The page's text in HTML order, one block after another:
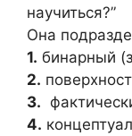
научиться?”
Она
1. бинарный
2.
3.
4.